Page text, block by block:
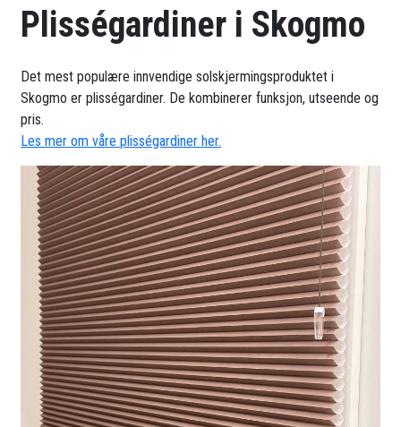
Plisségardiner i Skogmo
Det mest populære innvendige solskjermingsproduktet i
Skogmo er plisségardiner. De kombinerer funksjon, utseende og
pris.
Les mer om våre plisségardiner her.